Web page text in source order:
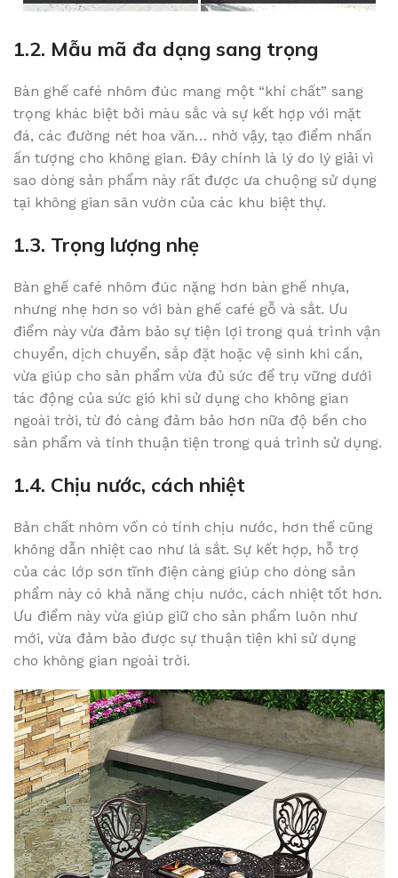
1.2. Mẫu mã đa dạng sang trọng
Bàn ghế café nhôm đúc mang một “khí chất” sang
trọng khác biệt bởi màu sắc và sự kết hợp với mặt
đá, các đường nét hoa văn… nhờ vậy, tạo điểm nhấn
ấn tượng cho không gian. Đây chính là lý do lý giải vì
sao dòng sản phẩm này rất được ưa chuộng sử dụng
tại không gian sân vườn của các khu biệt thự.
1.3. Trọng lượng nhẹ
Bàn ghế café nhôm đúc nặng hơn bàn ghế nhựa,
nhưng nhẹ hơn so với bàn ghế café gỗ và sắt. Ưu
điểm này vừa đảm bảo sự tiện lợi trong quá trình vận
chuyển, dịch chuyển, sắp đặt hoặc vệ sinh khi cần,
vừa giúp cho sản phẩm vừa đủ sức để trụ vững dưới
tác động của sức gió khi sử dụng cho không gian
ngoài trời, từ đó càng đảm bảo hơn nữa độ bền cho
sản phẩm và tính thuận tiện trong quá trình sử dụng.
1.4. Chịu nước, cách nhiệt
Bản chất nhôm vốn có tính chịu nước, hơn thế cũng
không dẫn nhiệt cao như là sắt. Sự kết hợp, hỗ trợ
của các lớp sơn tĩnh điện càng giúp cho dòng sản
phẩm này có khả năng chịu nước, cách nhiệt tốt hơn.
Ưu điểm này vừa giúp giữ cho sản phẩm luôn như
mới, vừa đảm bảo được sự thuận tiện khi sử dụng
cho không gian ngoài trời.